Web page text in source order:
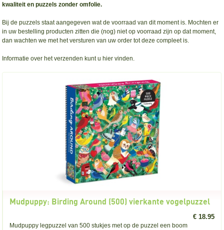
kwaliteit en puzzels zonder omfolie.
Bij de puzzels staat aangegeven wat de voorraad van dit moment is. Mochten er
in uw bestelling producten zitten die (nog) niet op voorraad zijn op dat moment,
dan wachten we met het versturen van uw order tot deze compleet is.
Informatie over het verzenden kunt u hier vinden.
Mudpuppy: Birding Around (500) vierkante vogelpuzzel
€ 18.95
Mudpuppy legpuzzel van 500 stukjes met op de puzzel een boom